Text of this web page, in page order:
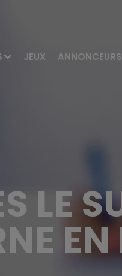
JEUX ANNONCEURS
LE